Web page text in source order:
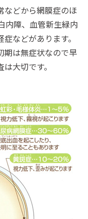
などから網膜症のほ
内障、血管新生緑内
などがあります。
期は無症状なので早
大切です。